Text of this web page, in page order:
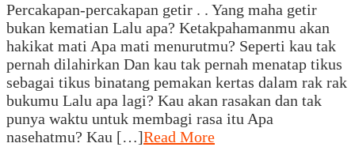
Percakapan-percakapan getir . . Yang maha getir
bukan kematian Lalu apa? Ketakpahamanmu akan
hakikat mati Apa mati menurutmu? Seperti kau tak
pernah dilahirkan Dan kau tak pernah menatap tikus
sebagai tikus binatang pemakan kertas dalam rak rak
bukumu Lalu apa lagi? Kau akan rasakan dan tak
punya waktu untuk membagi rasa itu Apa
nasehatmu? Kau […]Read More